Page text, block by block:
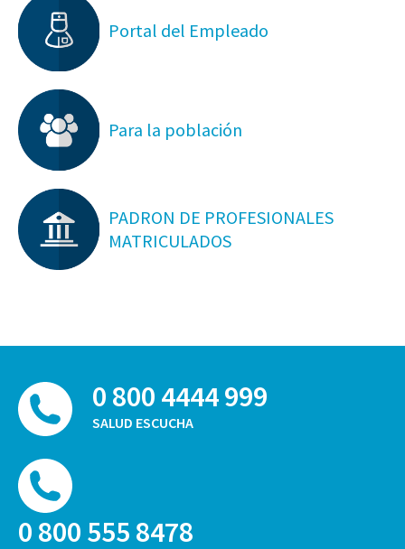
Portal del Empleado
Para la población
PADRON DE PROFESIONALES
MATRICULADOS
0 800 4444 999
SALUD ESCUCHA
0 800 555 8478